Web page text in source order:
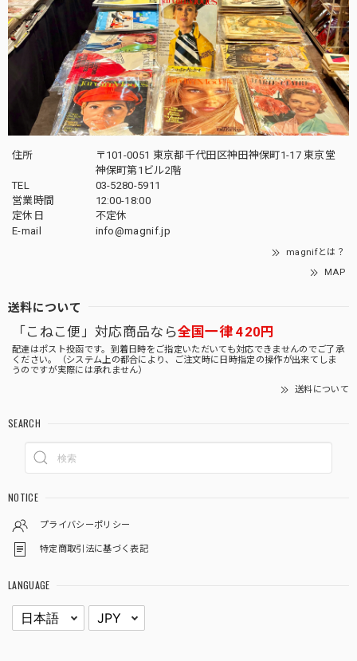
住所
〒101-0051 東京都千代田区神田神保町1-17 東京堂
神保町第1ビル2階
TEL
03-5280-5911
営業時間
12:00-18:00
定休日
不定休
E-mail
info@magnif.jp
magnifとは？
MAP
送料について
「こねこ便」対応商品なら全国一律 420円
配達はポスト投函です。到着日時をご指定いただいても対応できませんのでご了承
ください。（システム上の都合により、ご注文時に日時指定の操作が出来てしま
うのですが実際には承れません）
送料について
SEARCH
NOTICE
プライバシーポリシー
特定商取引法に基づく表記
LANGUAGE